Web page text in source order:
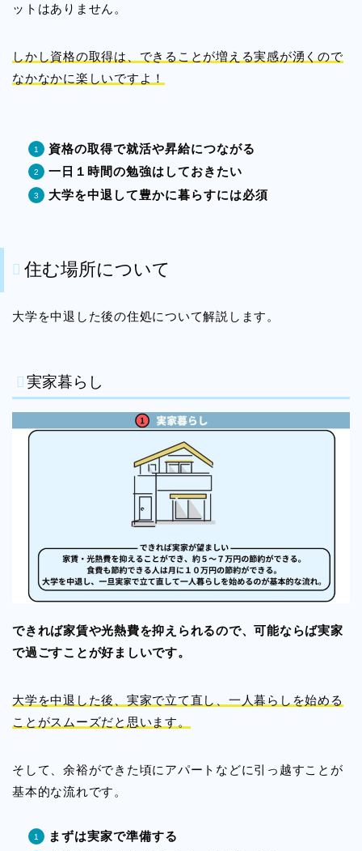
ットはありません。
しかし資格の取得は、できることが増える実感が湧くので
なかなかに楽しいですよ！
資格の取得で就活や昇給につながる
一日１時間の勉強はしておきたい
大学を中退して豊かに暮らすには必須
住む場所について
大学を中退した後の住処について解説します。
実家暮らし
できれば家賃や光熱費を抑えられるので、可能ならば実家
で過ごすことが好ましいです。
大学を中退した後、実家で立て直し、一人暮らしを始める
ことがスムーズだと思います。
そして、余裕ができた頃にアパートなどに引っ越すことが
基本的な流れです。
まずは実家で準備する